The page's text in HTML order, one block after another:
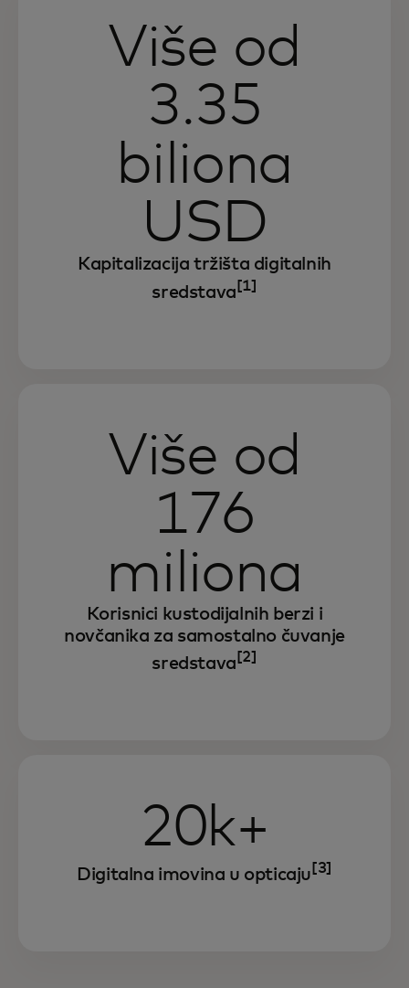
Više od
3.35
biliona
USD
Kapitalizacija tržišta digitalnih
sredstava [1]
Više od
176
miliona
Korisnici kustodijalnih berzi i
novčanika za samostalno čuvanje
sredstava [2]
20k+
Digitalna imovina u opticaju [3]